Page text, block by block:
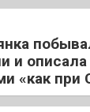
и
«как при